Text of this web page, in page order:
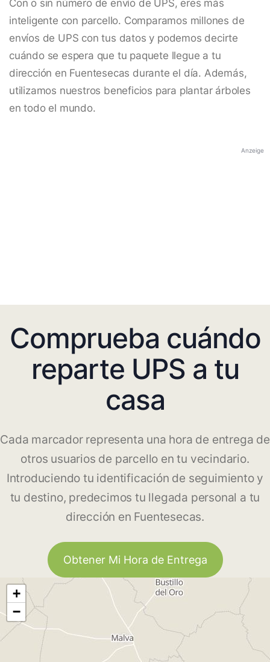
Con o sin número de envío de UPS, eres más
inteligente con parcello. Comparamos millones de
envíos de UPS con tus datos y podemos decirte
cuándo se espera que tu paquete llegue a tu
dirección en Fuentesecas durante el día. Además,
utilizamos nuestros beneficios para plantar árboles
en todo el mundo.
Anzeige
Comprueba cuándo
reparte UPS a tu
casa
Cada marcador representa una hora de entrega de
otros usuarios de parcello en tu vecindario.
Introduciendo tu identificación de seguimiento y
tu destino, predecimos tu llegada personal a tu
dirección en Fuentesecas.
Obtener Mi Hora de Entrega
+
−